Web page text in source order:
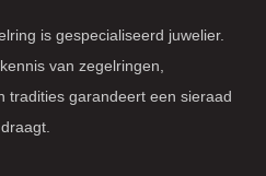
is gespecialiseerd juwelier.
van zegelringen,
tradities garandeert een sieraad